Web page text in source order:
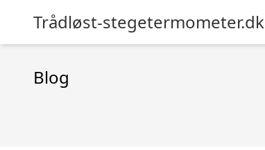
Trådløst-stegetermometer.dk
Blog